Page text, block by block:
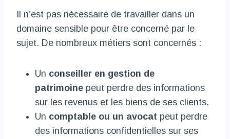
Il n’est pas nécessaire de travailler dans un
domaine sensible pour être concerné par le
sujet. De nombreux métiers sont concernés :
Un conseiller en gestion de
patrimoine peut perdre des informations
sur les revenus et les biens de ses clients.
Un comptable ou un avocat peut perdre
des informations confidentielles sur ses